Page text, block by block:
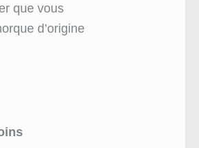
que vous
d’origine